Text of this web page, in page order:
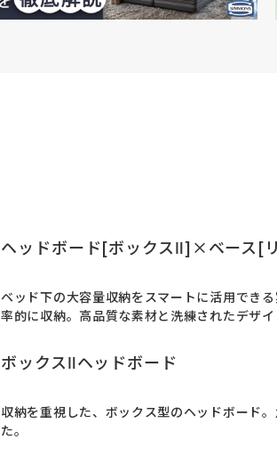
ヘッドボード[ボックスⅡ]×ベース[
ベッド下の大容量収納をスマートに活用でき
率的に収納。高品質な素材と洗練されたデザ
ボックスⅡヘッドボード
収納を重視した、ボックス型のヘッドボード
た。